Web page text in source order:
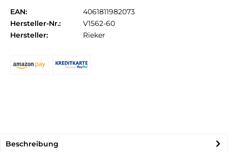
EAN:
4061811982073
Hersteller-Nr.:
V1562-60
Hersteller:
Rieker
Beschreibung